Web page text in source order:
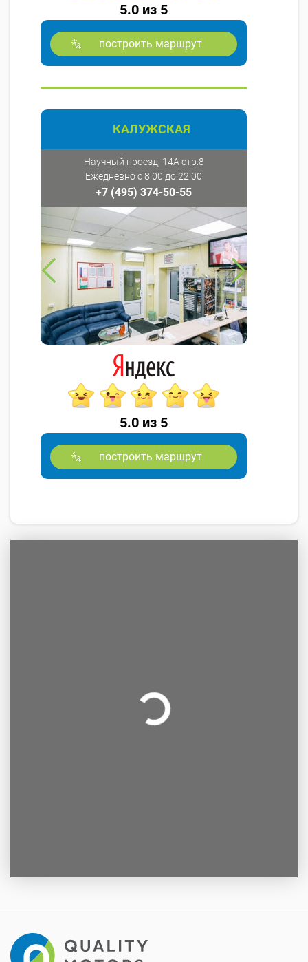
5.0 из 5
построить маршрут
КАЛУЖСКАЯ
Научный проезд, 14А стр.8
Ежедневно с 8:00 до 22:00
+7 (495) 374-50-55
5.0 из 5
построить маршрут